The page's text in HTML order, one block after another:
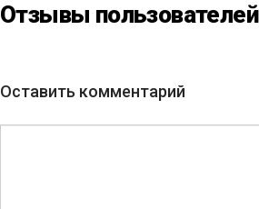
Отзывы пользователей
Оставить комментарий